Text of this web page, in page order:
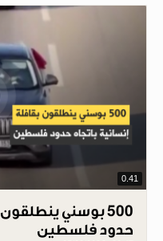
0.41
500 بوسني
حدود فلسطين